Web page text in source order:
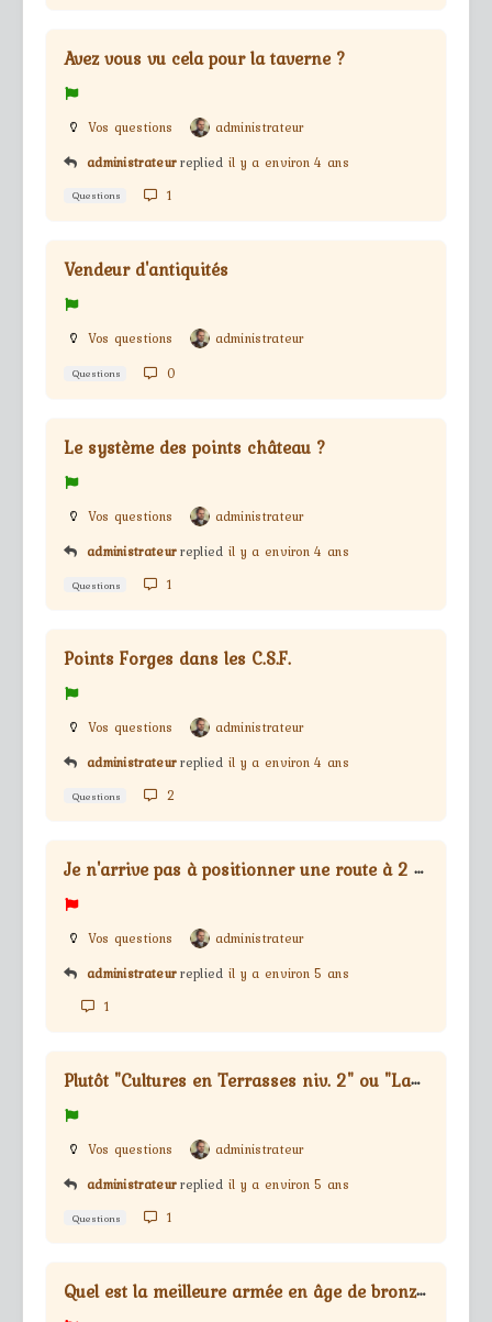
Avez vous vu cela pour la taverne ?
Vos questions
administrateur
administrateur replied il y a environ 4 ans
Questions 1
Vendeur d'antiquités
Vos questions administrateur
Questions 0
Le système des points château ?
Vos questions
administrateur
administrateur replied il y a environ 4 ans
Questions 1
Points Forges dans les C.S.F.
Vos questions
administrateur
administrateur replied il y a environ 4 ans
Questions 2
J
e n'arrive pas à positionner une route à 2 voies
Vos questions
administrateur
administrateur replied il y a environ 5 ans
1
P
lutôt "Cultures en Terrasses niv. 2" ou "Labyrinthe de haies"?
Vos questions
administrateur
administrateur replied il y a environ 5 ans
Questions 1
Q
uel est la meilleure armée en âge de bronze ?